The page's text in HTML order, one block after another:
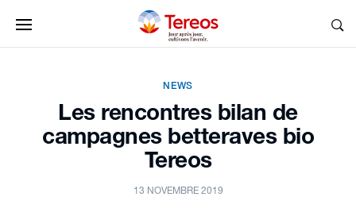
NEWS
Les rencontres bilan de
campagnes betteraves bio
Tereos
13 NOVEMBRE 2019